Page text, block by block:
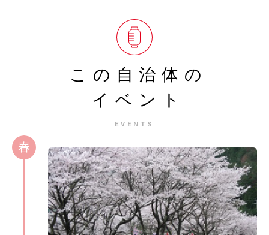
この自治体の
イベント
EVENTS
春